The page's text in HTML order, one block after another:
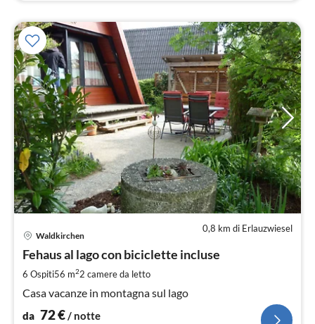
0,8 km di Erlauzwiesel
Waldkirchen
Fehaus al lago con biciclette incluse
6 Ospiti56 m22 camere da letto
Casa vacanze in montagna sul lago
da 72€/ notte